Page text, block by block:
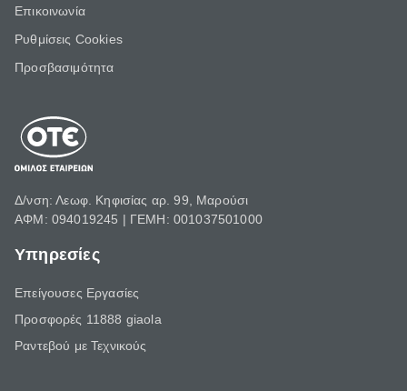
Επικοινωνία
Ρυθμίσεις Cookies
Προσβασιμότητα
Δ/νση: Λεωφ. Κηφισίας αρ. 99, Μαρούσι
ΑΦΜ: 094019245 | ΓΕΜΗ: 001037501000
Υπηρεσίες
Επείγουσες Εργασίες
Προσφορές 11888 giaola
Ραντεβού με Τεχνικούς